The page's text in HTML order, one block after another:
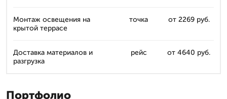
Монтаж освещения на
крытой террасе
точка от 2269 руб.
Доставка материалов и
разгрузка
рейс от 4640 руб.
Портфолио